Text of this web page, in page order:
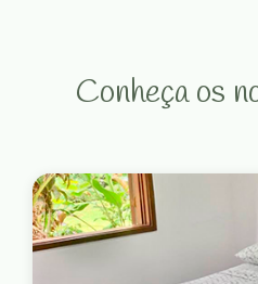
Conheça os